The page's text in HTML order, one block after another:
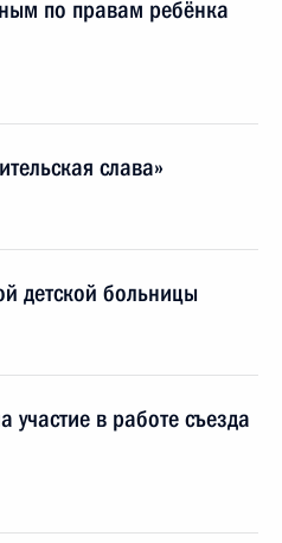
по правам ребёнка
слава»
детской больницы
участие в работе съезда